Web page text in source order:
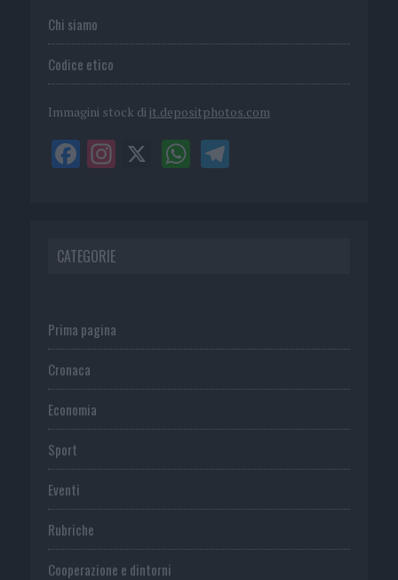
Chi siamo
Codice etico
Immagini stock di it.depositphotos.com
CATEGORIE
Prima pagina
Cronaca
Economia
Sport
Eventi
Rubriche
Cooperazione e dintorni